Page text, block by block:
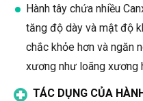
Hành tây chứa nhiều
tăng độ dày và mật độ
chắc khỏe hơn và ngăn
xương như loãng xương
TÁC DỤNG CỦA